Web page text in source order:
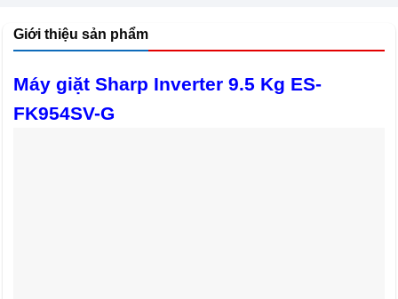
Giới thiệu sản phẩm
Máy giặt Sharp Inverter 9.5 Kg ES-
FK954SV-G